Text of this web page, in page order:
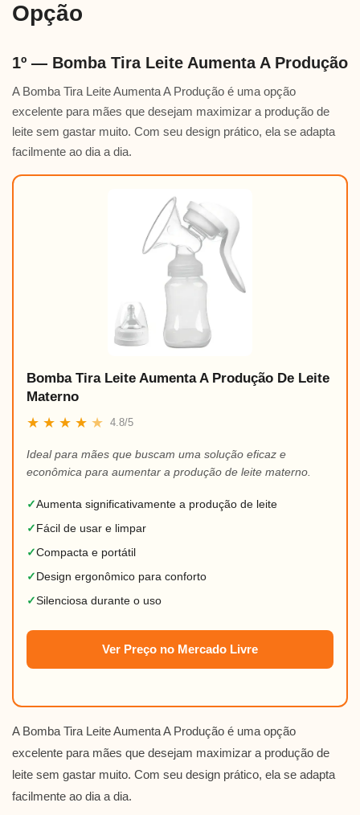
Opção
1º — Bomba Tira Leite Aumenta A Produção
A Bomba Tira Leite Aumenta A Produção é uma opção
excelente para mães que desejam maximizar a produção de
leite sem gastar muito. Com seu design prático, ela se adapta
facilmente ao dia a dia.
Bomba Tira Leite Aumenta A Produção De Leite
Materno
★ ★ ★ ★ ★ 4.8/5
Ideal para mães que buscam uma solução eficaz e
econômica para aumentar a produção de leite materno.
✓Aumenta significativamente a produção de leite
✓ Fácil de usar e limpar
✓Compacta e portátil
✓ Design ergonômico para conforto
✓Silenciosa durante o uso
Ver Preço no Mercado Livre
A Bomba Tira Leite Aumenta A Produção é uma opção
excelente para mães que desejam maximizar a produção de
leite sem gastar muito. Com seu design prático, ela se adapta
facilmente ao dia a dia.